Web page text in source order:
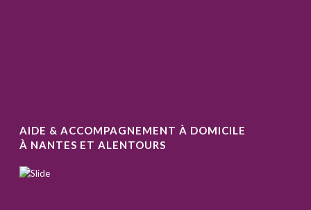
AIDE & ACCOMPAGNEMENT À DOMICILE
À NANTES ET ALENTOURS